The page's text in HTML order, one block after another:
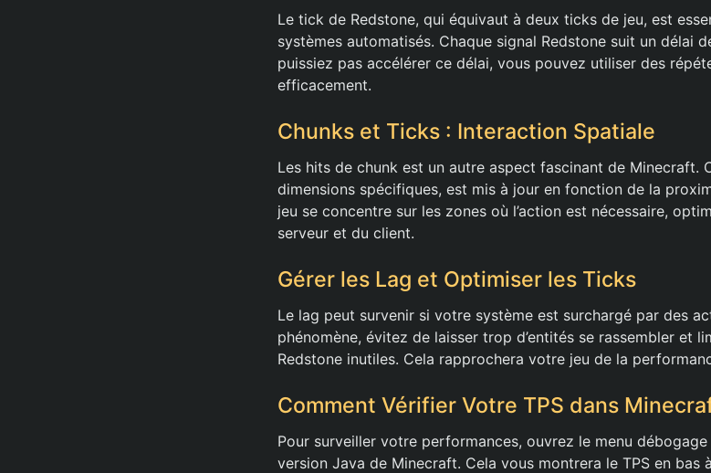
Le tick de Redstone, qui équivaut à deux ticks de jeu, est
systèmes automatisés. Chaque signal Redstone suit un délai
puissiez pas accélérer ce délai, vous pouvez utiliser des
efficacement.
Chunks et Ticks : Interaction Spatiale
Les hits de chunk est un autre aspect fascinant de Minecraft.
dimensions spécifiques, est mis à jour en fonction de la
jeu se concentre sur les zones où l’action est nécessaire,
serveur et du client.
Gérer les Lag et Optimiser les Ticks
Le lag peut survenir si votre système est surchargé par des
phénomène, évitez de laisser trop d’entités se rassembler et
Redstone inutiles. Cela rapprochera votre jeu de la
Comment Vérifier Votre TPS dans
Pour surveiller votre performances, ouvrez le menu
version Java de Minecraft. Cela vous montrera le TPS en bas